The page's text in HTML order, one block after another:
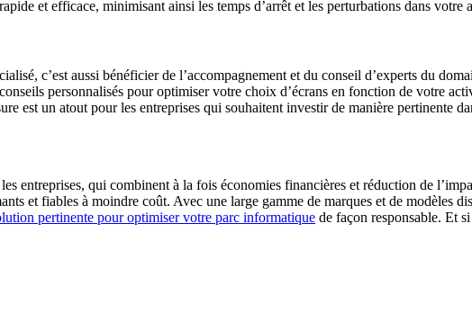
et efficace, minimisant ainsi les temps d’arrêt et les perturbations dans votre
c’est aussi bénéficier de l’accompagnement et du conseil d’experts du
personnalisés pour optimiser votre choix d’écrans en fonction de votre
est un atout pour les entreprises qui souhaitent investir de manière pertinente
entreprises, qui combinent à la fois économies financières et réduction de
et fiables à moindre coût. Avec une large gamme de marques et de modèles
pertinente pour optimiser votre parc informatique de façon responsable. Et